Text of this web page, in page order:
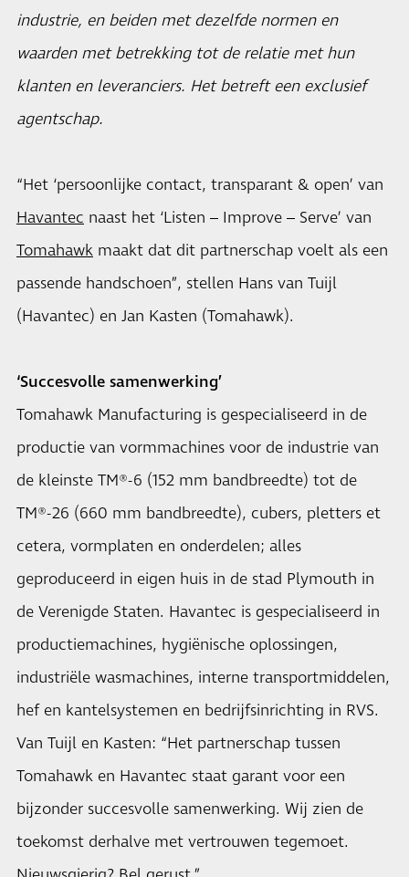
industrie, en beiden met dezelfde normen en
waarden met betrekking tot de relatie met hun
klanten en leveranciers. Het betreft een exclusief
agentschap.
“Het ‘persoonlijke contact, transparant & open’ van
Havantec naast het ‘Listen – Improve – Serve’ van
Tomahawk maakt dat dit partnerschap voelt als een
passende handschoen”, stellen Hans van Tuijl
(Havantec) en Jan Kasten (Tomahawk).
‘Succesvolle samenwerking’
Tomahawk Manufacturing is gespecialiseerd in de
productie van vormmachines voor de industrie van
de kleinste TM®-6 (152 mm bandbreedte) tot de
TM®-26 (660 mm bandbreedte), cubers, pletters et
cetera, vormplaten en onderdelen; alles
geproduceerd in eigen huis in de stad Plymouth in
de Verenigde Staten. Havantec is gespecialiseerd in
productiemachines, hygiënische oplossingen,
industriële wasmachines, interne transportmiddelen,
hef en kantelsystemen en bedrijfsinrichting in RVS.
Van Tuijl en Kasten: “Het partnerschap tussen
Tomahawk en Havantec staat garant voor een
bijzonder succesvolle samenwerking. Wij zien de
toekomst derhalve met vertrouwen tegemoet.